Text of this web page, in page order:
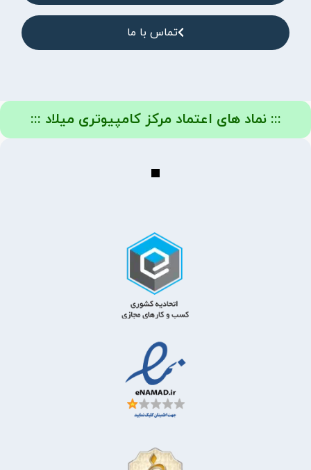
تماس با ما
::: نماد های اعتماد مرکز کامپیوتری میلاد :::